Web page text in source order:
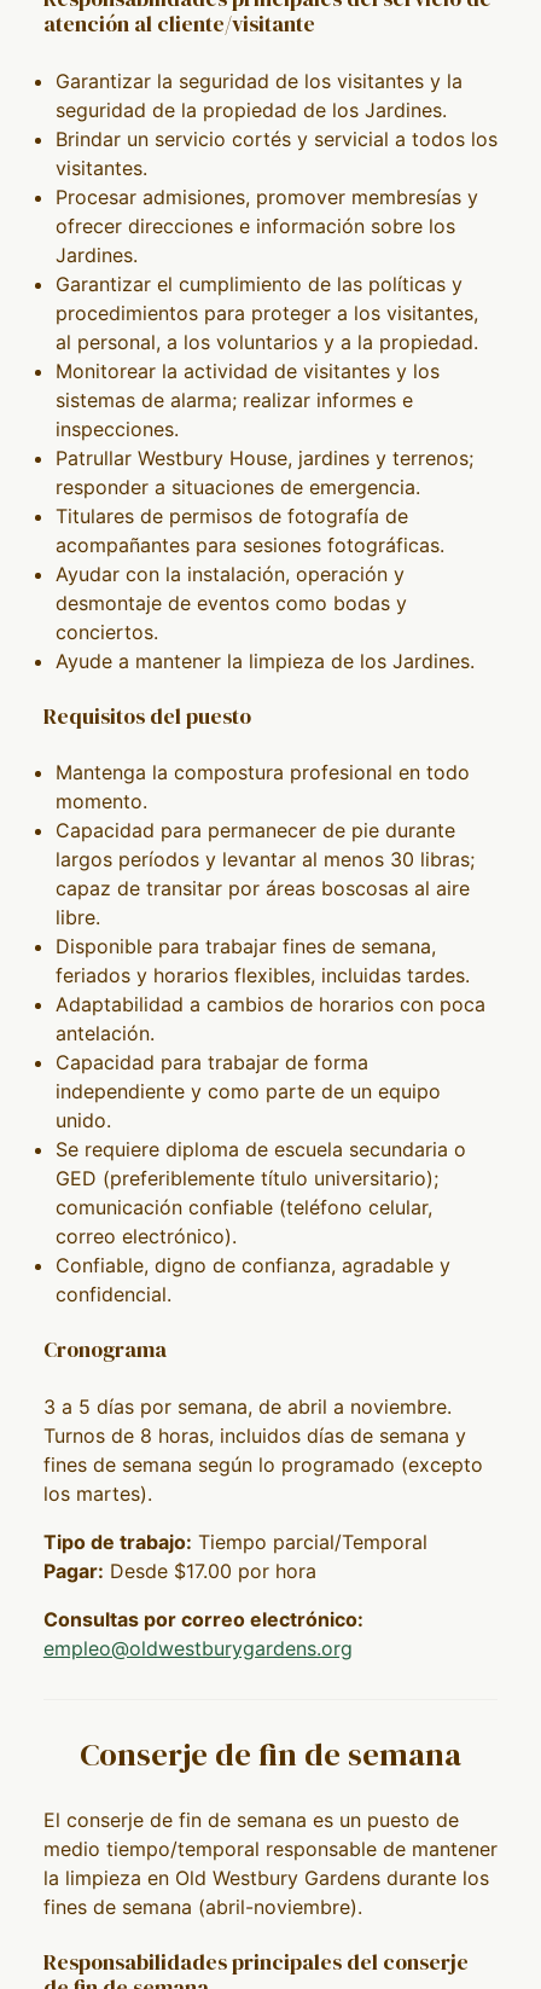
atención al cliente/visitante
Garantizar la seguridad de los visitantes y la
seguridad de la propiedad de los Jardines.
Brindar un servicio cortés y servicial a todos los
visitantes.
Procesar admisiones, promover membresías y
ofrecer direcciones e información sobre los
Jardines.
Garantizar el cumplimiento de las políticas y
procedimientos para proteger a los visitantes,
al personal, a los voluntarios y a la propiedad.
Monitorear la actividad de visitantes y los
sistemas de alarma; realizar informes e
inspecciones.
Patrullar Westbury House, jardines y terrenos;
responder a situaciones de emergencia.
Titulares de permisos de fotografía de
acompañantes para sesiones fotográficas.
Ayudar con la instalación, operación y
desmontaje de eventos como bodas y
conciertos.
Ayude a mantener la limpieza de los Jardines.
Requisitos del puesto
Mantenga la compostura profesional en todo
momento.
Capacidad para permanecer de pie durante
largos períodos y levantar al menos 30 libras;
capaz de transitar por áreas boscosas al aire
libre.
Disponible para trabajar fines de semana,
feriados y horarios flexibles, incluidas tardes.
Adaptabilidad a cambios de horarios con poca
antelación.
Capacidad para trabajar de forma
independiente y como parte de un equipo
unido.
Se requiere diploma de escuela secundaria o
GED (preferiblemente título universitario);
comunicación confiable (teléfono celular,
correo electrónico).
Confiable, digno de confianza, agradable y
confidencial.
Cronograma
3 a 5 días por semana, de abril a noviembre.
Turnos de 8 horas, incluidos días de semana y
fines de semana según lo programado (excepto
los martes).
Tipo de trabajo: Tiempo parcial/Temporal
Pagar: Desde $17.00 por hora
Consultas por correo electrónico:
empleo@oldwestburygardens.org
Conserje de fin de semana
El conserje de fin de semana es un puesto de
medio tiempo/temporal responsable de mantener
la limpieza en Old Westbury Gardens durante los
fines de semana (abril-noviembre).
Responsabilidades principales del conserje